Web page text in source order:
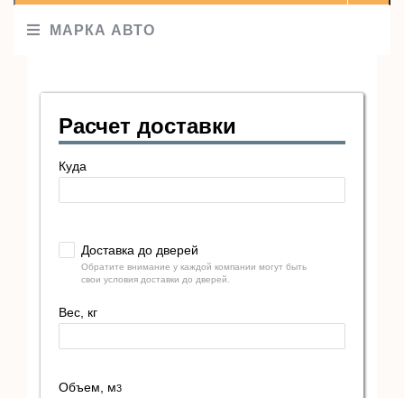
МАРКА АВТО
Расчет доставки
Куда
Доставка до дверей
Обратите внимание у каждой компании могут быть
свои условия доставки до дверей.
Вес, кг
Объем, м3